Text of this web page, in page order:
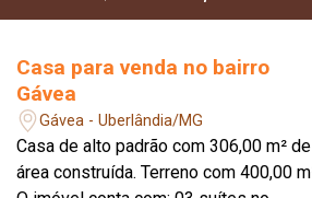
conforto, praticidade e uma localização
Casa para venda no bairro
Gávea
Gávea - Uberlândia/MG
Casa de alto padrão com 306,00 m² de
área construída. Terreno com 400,00 m².